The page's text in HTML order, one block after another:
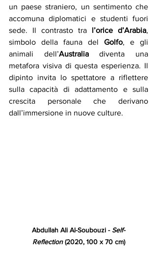
un paese straniero, un sentimento che
accomuna diplomatici e studenti fuori
sede. Il contrasto tra l’orice d’Arabia,
simbolo della fauna del Golfo, e gli
animali dell’Australia diventa una
metafora visiva di questa esperienza. Il
dipinto invita lo spettatore a riflettere
sulla capacità di adattamento e sulla
crescita personale che derivano
dall’immersione in nuove culture.
Abdullah Ali Al-Soubouzi - Self-
Reflection (2020, 100 x 70 cm)